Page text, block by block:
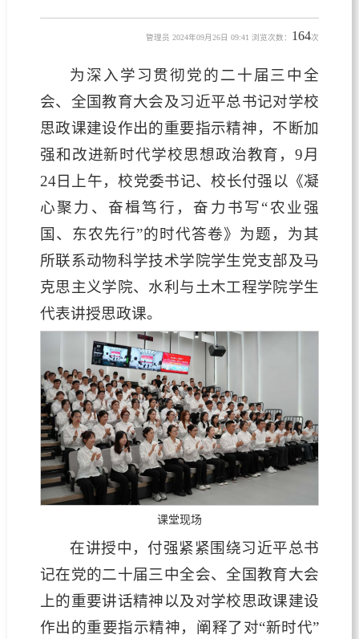
管理员 2024年09月26日 09:41 浏览次数： 164次
为深入学习贯彻党的二十届三中全
会、全国教育大会及习近平总书记对学校
思政课建设作出的重要指示精神，不断加
强和改进新时代学校思想政治教育，9月
24日上午，校党委书记、校长付强以《凝
心聚力、奋楫笃行，奋力书写“农业强
国、东农先行”的时代答卷》为题，为其
所联系动物科学技术学院学生党支部及马
克思主义学院、水利与土木工程学院学生
代表讲授思政课。
课堂现场
在讲授中，付强紧紧围绕习近平总书
记在党的二十届三中全会、全国教育大会
上的重要讲话精神以及对学校思政课建设
作出的重要指示精神，阐释了对“新时代”